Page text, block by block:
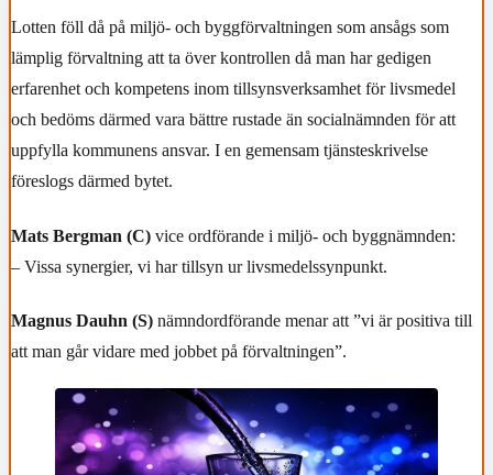
Lotten föll då på miljö- och byggförvaltningen som ansågs som
lämplig förvaltning att ta över kontrollen då man har gedigen
erfarenhet och kompetens inom tillsynsverksamhet för livsmedel
och bedöms därmed vara bättre rustade än socialnämnden för att
uppfylla kommunens ansvar. I en gemensam tjänsteskrivelse
föreslogs därmed bytet.
Mats Bergman (C) vice ordförande i miljö- och byggnämnden:
– Vissa synergier, vi har tillsyn ur livsmedelssynpunkt.
Magnus Dauhn (S) nämndordförande menar att ”vi är positiva till
att man går vidare med jobbet på förvaltningen”.